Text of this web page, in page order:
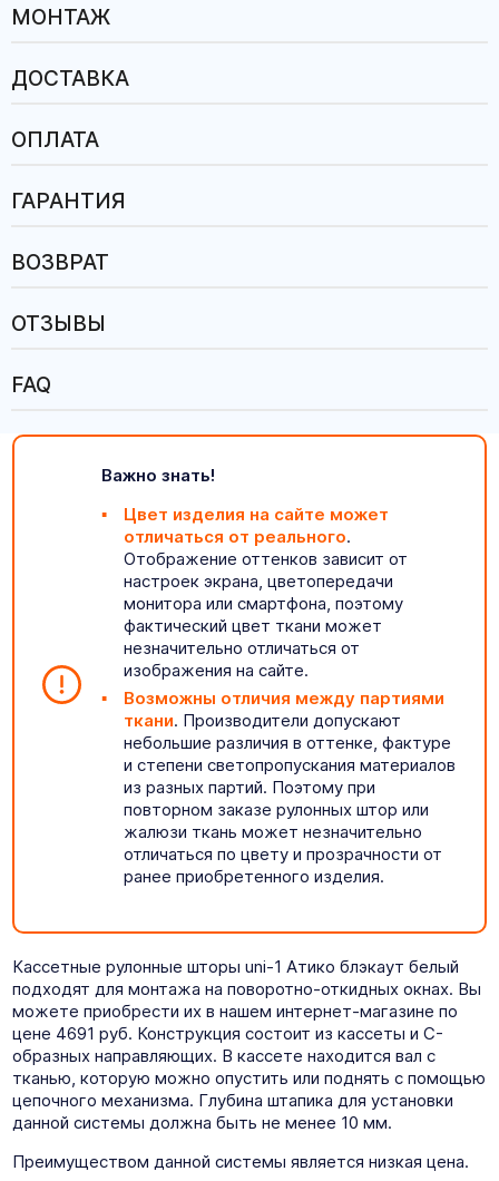
МОНТАЖ
ДОСТАВКА
ОПЛАТА
ГАРАНТИЯ
ВОЗВРАТ
ОТЗЫВЫ
FAQ
Важно знать!
Цвет изделия на сайте может
отличаться от реального.
Отображение оттенков зависит от
настроек экрана, цветопередачи
монитора или смартфона, поэтому
фактический цвет ткани может
незначительно отличаться от
изображения на сайте.
Возможны отличия между партиями
ткани. Производители допускают
небольшие различия в оттенке, фактуре
и степени светопропускания материалов
из разных партий. Поэтому при
повторном заказе рулонных штор или
жалюзи ткань может незначительно
отличаться по цвету и прозрачности от
ранее приобретенного изделия.
Кассетные рулонные шторы uni-1 Атико блэкаут белый
подходят для монтажа на поворотно-откидных окнах. Вы
можете приобрести их в нашем интернет-магазине по
цене 4691 руб. Конструкция состоит из кассеты и C-
образных направляющих. В кассете находится вал с
тканью, которую можно опустить или поднять с помощью
цепочного механизма. Глубина штапика для установки
данной системы должна быть не менее 10 мм.
Преимуществом данной системы является низкая цена.